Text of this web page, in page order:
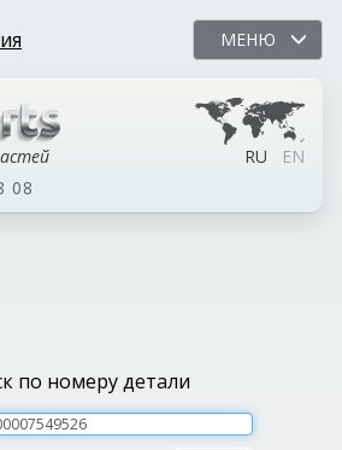
МЕНЮ
RU
EN
08
по номеру детали